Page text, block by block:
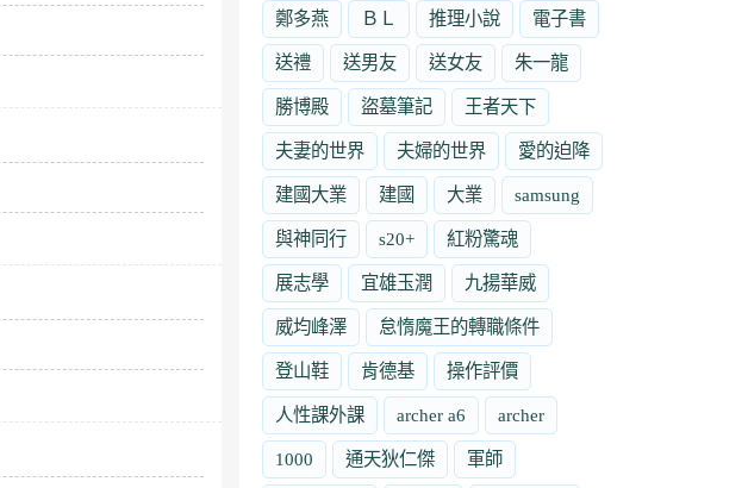
鄭多燕 ＢＬ 推理小說 電子書
送禮 送男友 送女友 朱一龍
勝博殿 盜墓筆記 王者天下
夫妻的世界 夫婦的世界 愛的迫降
建國大業 建國 大業 samsung
與神同行 s20+ 紅粉驚魂
展志學 宜雄玉潤 九揚華威
威均峰澤 怠惰魔王的轉職條件
登山鞋 肯德基 操作評價
人性課外課 archer a6 archer
1000 通天狄仁傑 軍師